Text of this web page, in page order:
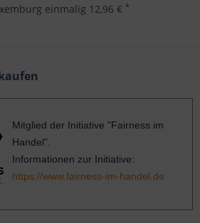
einmalig 12,96 € *
Mitglied der Initiative "Fairness im
Handel".
Informationen zur Initiative:
https://www.fairness-im-handel.de